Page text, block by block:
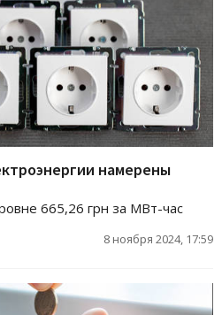
намерены
665,26 грн за МВт-час
8 ноября 2024, 17:59